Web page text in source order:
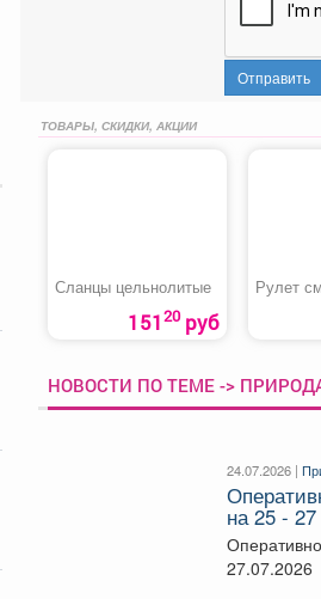
Отправить
ТОВАРЫ, СКИДКИ, АКЦИИ
Сланцы цельнолитые
15120руб
Рулет
НОВОСТИ ПО ТЕМЕ ->
24.07.2026 |
на 25 -
27.07.2026